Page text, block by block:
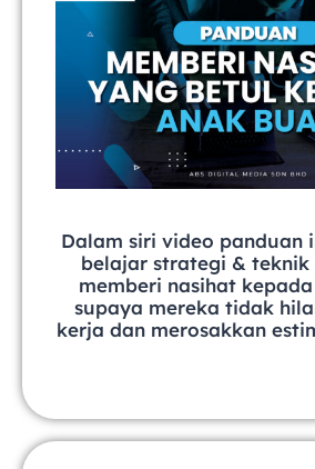
Dalam siri video panduan
belajar strategi & teknik
memberi nasihat
supaya mereka tidak
kerja dan merosakkan